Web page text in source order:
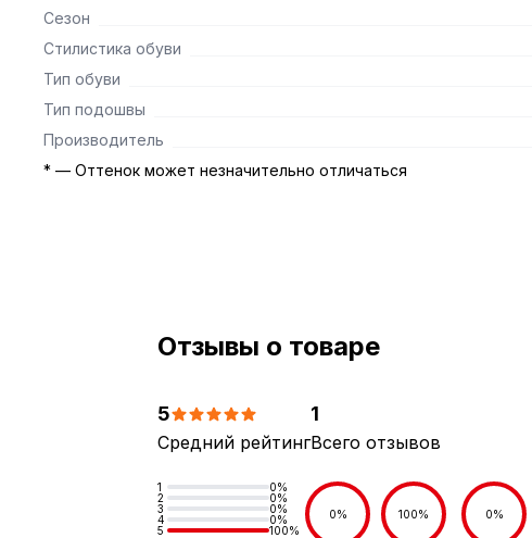
Сезон
Стилистика обуви
Тип обуви
Тип подошвы
Производитель
* — Оттенок может незначительно отличаться
Отзывы о товаре
5
Средний рейтинг
1
Всего отзывов
1
0%
2
0%
3
0%
4
0%
5
100%
0% 100% 0%